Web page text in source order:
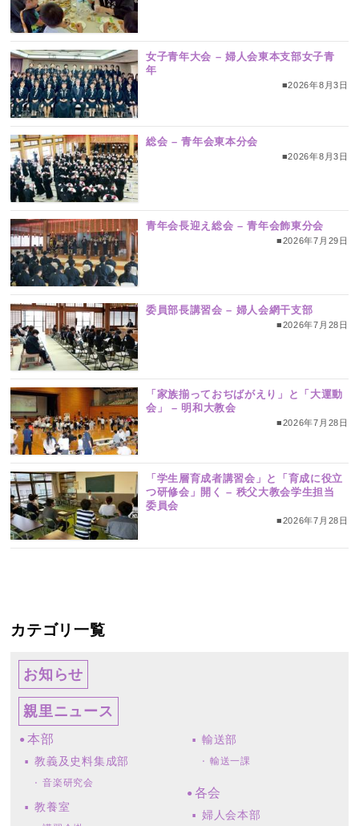
女子青年大会 – 婦人会東本支部女子青
年
■2026年8月3日
総会 – 青年会東本分会
■2026年8月3日
青年会長迎え総会 – 青年会飾東分会
■2026年7月29日
委員部長講習会 – 婦人会網干支部
■2026年7月28日
「家族揃っておぢばがえり」と「大運動
会」 – 明和大教会
■2026年7月28日
「学生層育成者講習会」と「育成に役立
つ研修会」開く – 秩父大教会学生担当
委員会
■2026年7月28日
カテゴリ一覧
お知らせ
親里ニュース
本部
教義及史料集成部
音楽研究会
教養室
輸送部
輸送一課
各会
婦人会本部